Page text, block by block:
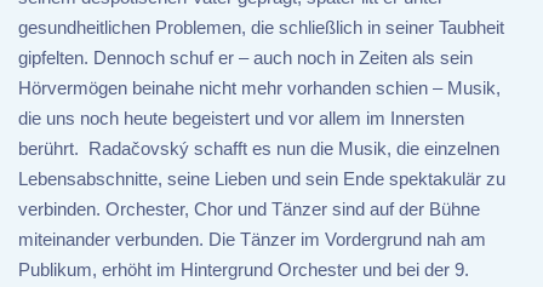
gesundheitlichen Problemen, die schließlich in seiner Taubheit
gipfelten. Dennoch schuf er – auch noch in Zeiten als sein
Hörvermögen beinahe nicht mehr vorhanden schien – Musik,
die uns noch heute begeistert und vor allem im Innersten
berührt. Radačovský schafft es nun die Musik, die einzelnen
Lebensabschnitte, seine Lieben und sein Ende spektakulär zu
verbinden. Orchester, Chor und Tänzer sind auf der Bühne
miteinander verbunden. Die Tänzer im Vordergrund nah am
Publikum, erhöht im Hintergrund Orchester und bei der 9.